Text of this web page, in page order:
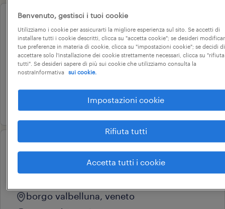
carrellista
carbonera, veneto
tempo determinato
operational
operatore di produzione -
borgo valbelluna, veneto
Benvenuto, gestisci i tuoi cookie
Utilizziamo i cookie per assicurarti la migliore esperienza sul sito. Se accetti di
installare tutti i cookie descritti, clicca su "accetta cookie"; se desideri
tue preferenze in materia di cookie, clicca su "impostazioni cookie"; se decidi di
accettare solo l'installazione dei cookie strettamente necessari, clicca su "rifiuta
tutti". Se desideri sapere di più sui cookie che utilizziamo consulta la
nostraInformativa
sui cookie.
Impostazioni cookie
Rifiuta tutti
Accetta tutti i cookie